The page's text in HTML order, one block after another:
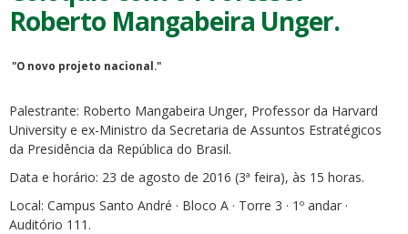
Roberto Mangabeira Unger.
"O novo projeto nacional."
Palestrante: Roberto Mangabeira Unger, Professor da Harvard
University e ex-Ministro da Secretaria de Assuntos Estratégicos
da Presidência da República do Brasil.
Data e horário: 23 de agosto de 2016 (3ª feira), às 15 horas.
Local: Campus Santo André · Bloco A · Torre 3 · 1º andar ·
Auditório 111.